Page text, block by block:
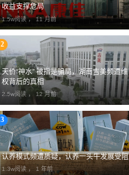
收益支撑危局
1.5w阅读 ，11 月前
2
天价“神水” 被指是骗局，湖南吉美频遭维
权背后的真相
2.5w阅读 ， 12 月前
3
认养模式频遭质疑，认养一头牛发展受阻
1.3w阅读 ， 1 年前